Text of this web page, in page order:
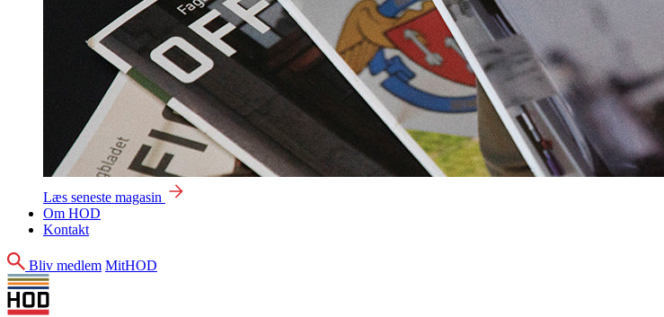
Læs seneste magasin
Om HOD
Kontakt
Søg
Bliv medlem MitHOD